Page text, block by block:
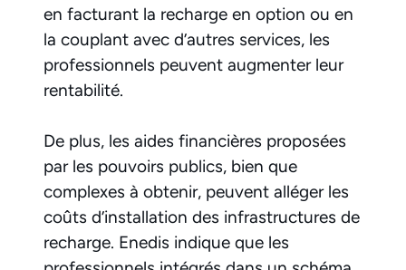
en facturant la recharge en option ou en
la couplant avec d’autres services, les
professionnels peuvent augmenter leur
rentabilité.
De plus, les aides financières proposées
par les pouvoirs publics, bien que
complexes à obtenir, peuvent alléger les
coûts d’installation des infrastructures de
recharge. Enedis indique que les